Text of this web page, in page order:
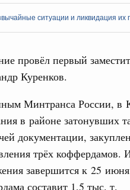
ситуации и ликвидация их
провёл первый
Куренков.
Минтранса России, в
в районе затонувших
документации,
трёх коффердамов.
завершится к 25
составит 1,5 тыс. т.
программы
сфере строительства